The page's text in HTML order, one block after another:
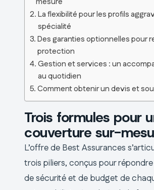
La flexibilité pour les profils
spécialité
Des garanties optionnelles pour
protection
Gestion et services : un
au quotidien
Comment obtenir un devis et
Trois formules pour
couverture sur-
L’offre de Best Assurances
trois piliers, conçus pour
de sécurité et de budget de